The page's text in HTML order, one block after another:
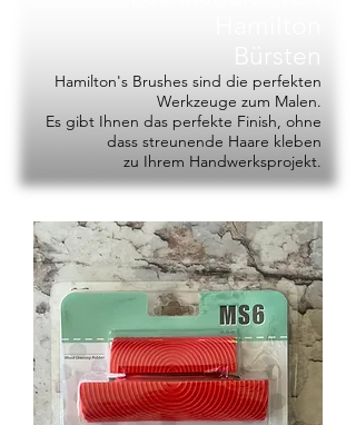
Hamilton's Brushes sind die perfekten
Werkzeuge zum Malen.
Es gibt Ihnen das perfekte Finish, ohne
dass streunende Haare kleben
zu Ihrem Handwerksprojekt.